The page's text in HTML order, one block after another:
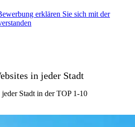
erklären Sie sich mit der
in jeder Stadt
Stadt in der TOP 1-10